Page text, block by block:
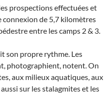
prospections effectuées et
connexion de 5,7 kilomètres
entre les camps 2 & 3.
son propre rythme. Les
photographient, notent. On
aux milieux aquatiques, aux
sur les stalagmites et les